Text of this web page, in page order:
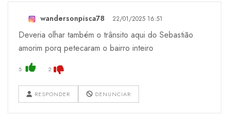
wandersonpisca78 22/01/2025 16:51
Deveria olhar também o trânsito aqui do Sebastião
amorim porq petecaram o bairro inteiro
5 2
RESPONDER DENUNCIAR